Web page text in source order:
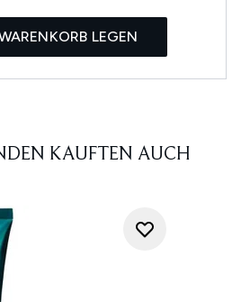
LEGEN
KAUFTEN AUCH